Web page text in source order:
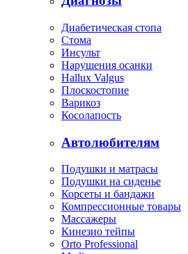
Диабетическая стопа
Стома
Инсульт
Нарушения осанки
Hallux Valgus
Плоскостопие
Варикоз
Косолапость
Автолюбителям
Подушки и матрасы
Подушки на сиденье
Корсеты и бандажи
Компрессионные товары
Массажеры
Кинезио тейпы
Orto Professional